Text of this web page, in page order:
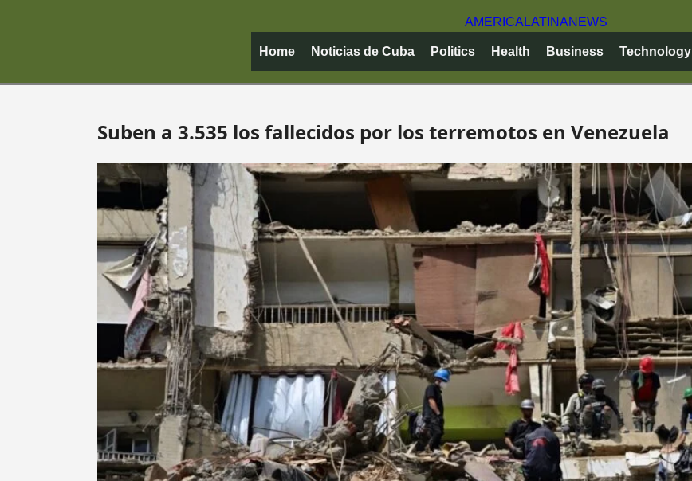
AMERICA LATINANEWS
Home Noticias de Cuba Politics Health Business Technology
Suben a 3.535 los fallecidos por los terremotos en Venezuela